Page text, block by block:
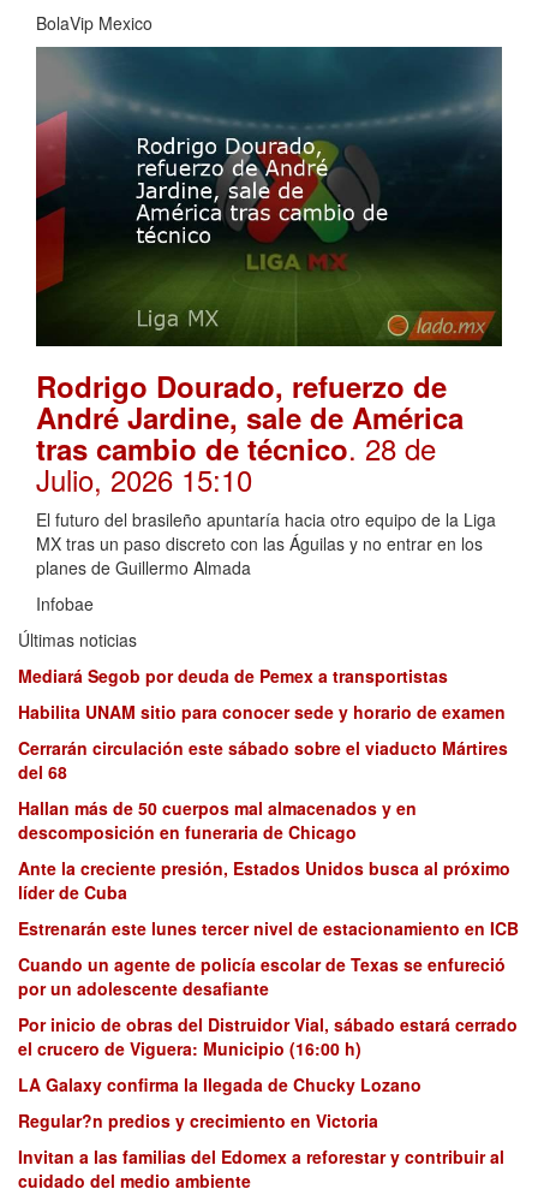
BolaVip Mexico
Rodrigo Dourado, refuerzo de
André Jardine, sale de América
tras cambio de técnico. 28 de
Julio, 2026 15:10
El futuro del brasileño apuntaría hacia otro equipo de la Liga
MX tras un paso discreto con las Águilas y no entrar en los
planes de Guillermo Almada
Infobae
Últimas noticias
Mediará Segob por deuda de Pemex a transportistas
Habilita UNAM sitio para conocer sede y horario de examen
Cerrarán circulación este sábado sobre el viaducto Mártires
del 68
Hallan más de 50 cuerpos mal almacenados y en
descomposición en funeraria de Chicago
Ante la creciente presión, Estados Unidos busca al próximo
líder de Cuba
Estrenarán este lunes tercer nivel de estacionamiento en ICB
Cuando un agente de policía escolar de Texas se enfureció
por un adolescente desafiante
Por inicio de obras del Distruidor Vial, sábado estará cerrado
el crucero de Viguera: Municipio (16:00 h)
LA Galaxy confirma la llegada de Chucky Lozano
Regular?n predios y crecimiento en Victoria
Invitan a las familias del Edomex a reforestar y contribuir al
cuidado del medio ambiente